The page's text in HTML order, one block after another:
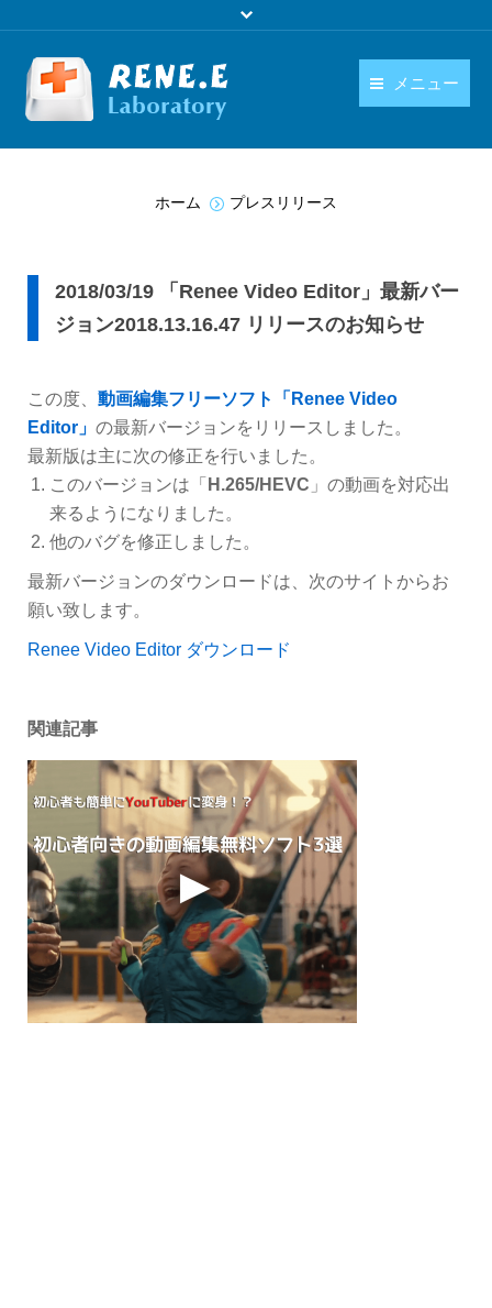
メニュー
ダウンロード
日本語
ホーム プレスリリース
2018/03/19 「Renee Video Editor」最新バー
ジョン2018.13.16.47 リリースのお知らせ
この度、 動画編集フリーソフト「Renee Video
Editor」 の最新バージョンをリリースしました。
最新版は主に次の修正を行いました。
このバージョンは「 H.265/HEVC 」の動画を対応出
来るようになりました。
他のバグを修正しました。
最新バージョンのダウンロードは、次のサイトからお
願い致します。
Renee Video Editor ダウンロード
関連記事